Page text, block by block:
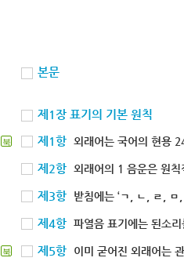
본문
제1장 표기의 기본 원칙
북 제1항 외래어는 국어의 현용
제2항 외래어의 1 음운은 원칙
제3항 받침에는 ‘ㄱ, ㄴ, ㄹ, ㅁ
제4항 파열음 표기에는 된소
북 제5항 이미 굳어진 외래어는